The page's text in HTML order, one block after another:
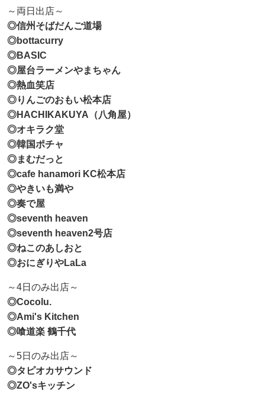
～両日出店～
◎信州そばだんご道場
◎bottacurry
◎BASIC
◎屋台ラーメンやまちゃん
◎熱血笑店
◎りんごのおもい松本店
◎HACHIKAKUYA（八角屋）
◎オキラク堂
◎韓国ポチャ
◎まむだっと
◎cafe hanamori KC松本店
◎やきいも満や
◎奏で屋
◎seventh heaven
◎seventh heaven2号店
◎ねこのあしおと
◎おにぎりやLaLa
～4日のみ出店～
◎Cocolu.
◎Ami's Kitchen
◎喰道楽 鶴千代
～5日のみ出店～
◎タピオカサウンド
◎ZO'sキッチン